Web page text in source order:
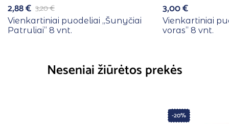
3,20€
2,88€
Vienkartiniai puodeliai ,,Šunyčiai
Patruliai” 8 vnt.
3,00€
Vienkartiniai
voras” 8 vnt.
Neseniai žiūrėtos prekės
-20%